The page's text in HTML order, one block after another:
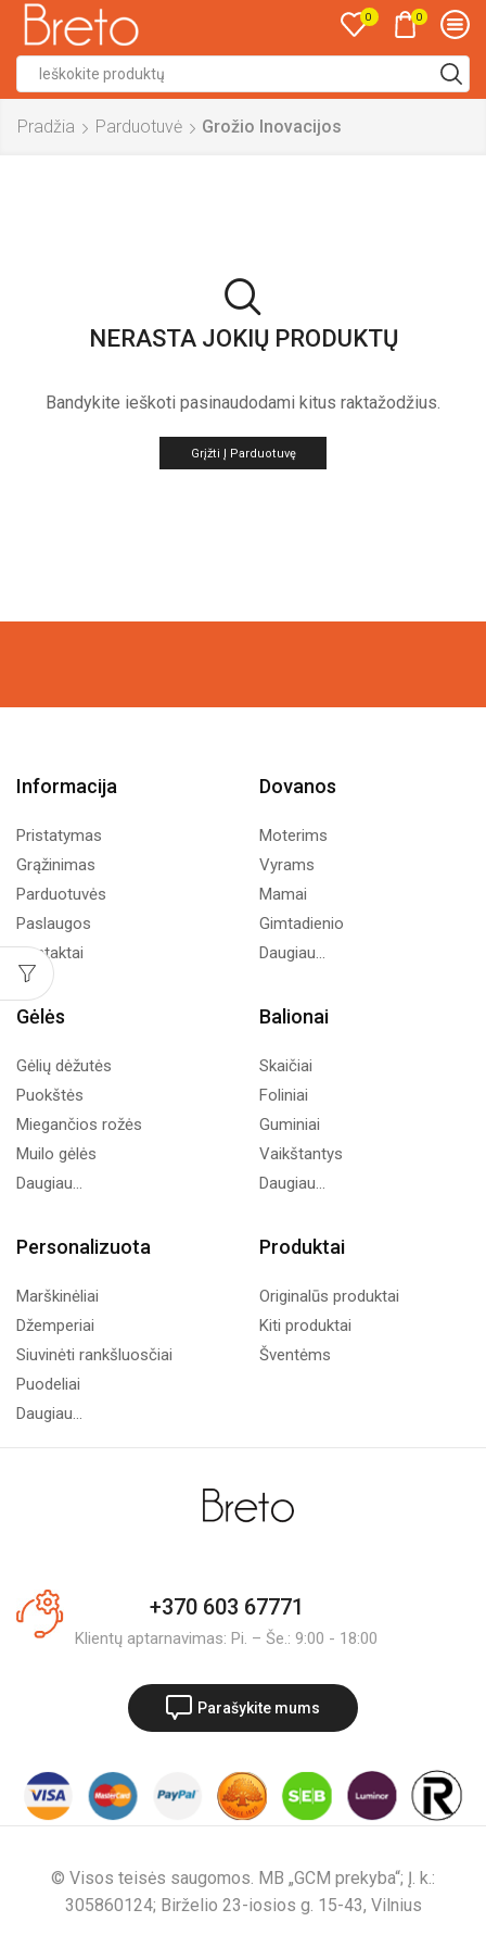
0 0
Pradžia Parduotuvė Grožio Inovacijos
NERASTA JOKIŲ PRODUKTŲ
Bandykite ieškoti pasinaudodami kitus raktažodžius.
Grįžti Į Parduotuvę
Informacija
Pristatymas
Grąžinimas
Parduotuvės
Paslaugos
Kontaktai
Dovanos
Moterims
Vyrams
Mamai
Gimtadienio
Daugiau...
Gėlės
Gėlių dėžutės
Puokštės
Miegančios rožės
Muilo gėlės
Daugiau...
Balionai
Skaičiai
Foliniai
Guminiai
Vaikštantys
Daugiau...
Personalizuota
Marškinėliai
Džemperiai
Siuvinėti rankšluosčiai
Puodeliai
Daugiau...
Produktai
Originalūs produktai
Kiti produktai
Šventėms
+370 603 67771
Klientų aptarnavimas: Pi. – Še.: 9:00 - 18:00
Parašykite mums
© Visos teisės saugomos. MB „GCM prekyba“; Į. k.:
305860124; Birželio 23-iosios g. 15-43, Vilnius